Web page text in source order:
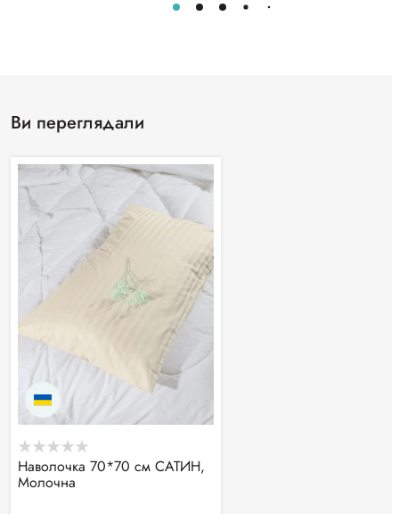
Ви переглядали
Наволочка 70*70 см САТИН,
Молочна